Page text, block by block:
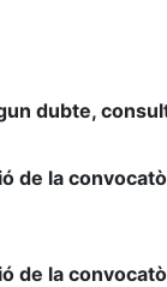
dubte,
de la
de la